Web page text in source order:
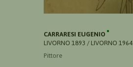
CARRARESI EUGENIO
LIVORNO 1893 / LIVORNO 1964
Pittore